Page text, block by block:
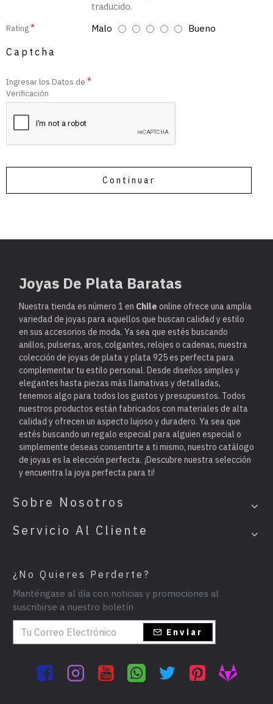
traducido.
Rating Malo Bueno
Captcha
Ingresar los Datos de
Verificación
Continuar
Joyas De Plata Baratas
Nuestra tienda es número 1 en Chile online ofrece una amplia
variedad de joyas para aquellos que buscan calidad y estilo
en sus accesorios de moda. Ya sea que estés buscando
anillos, pulseras, aros, colgantes, relojes o cadenas, nuestra
colección de joyas de plata y plata 925 es perfecta para
complementar tu estilo personal. Desde diseños simples y
elegantes hasta piezas más llamativas y detalladas,
tenemos algo para todos los gustos y presupuestos. Todos
nuestros productos están fabricados con materiales de alta
calidad y ofrecen un aspecto lujoso y duradero. Ya sea que
estés buscando un regalo especial para alguien especial o
simplemente deseas consentirte a ti mismo, nuestro catálogo
de joyas es la elección perfecta. ¡Descubre nuestra selección
y encuentra la joya perfecta para ti!
Sobre Nosotros
Servicio Al Cliente
¿No Quieres Perderte?
Manténgase al día con noticias y promociones al
suscribirse a nuestro boletín
Enviar